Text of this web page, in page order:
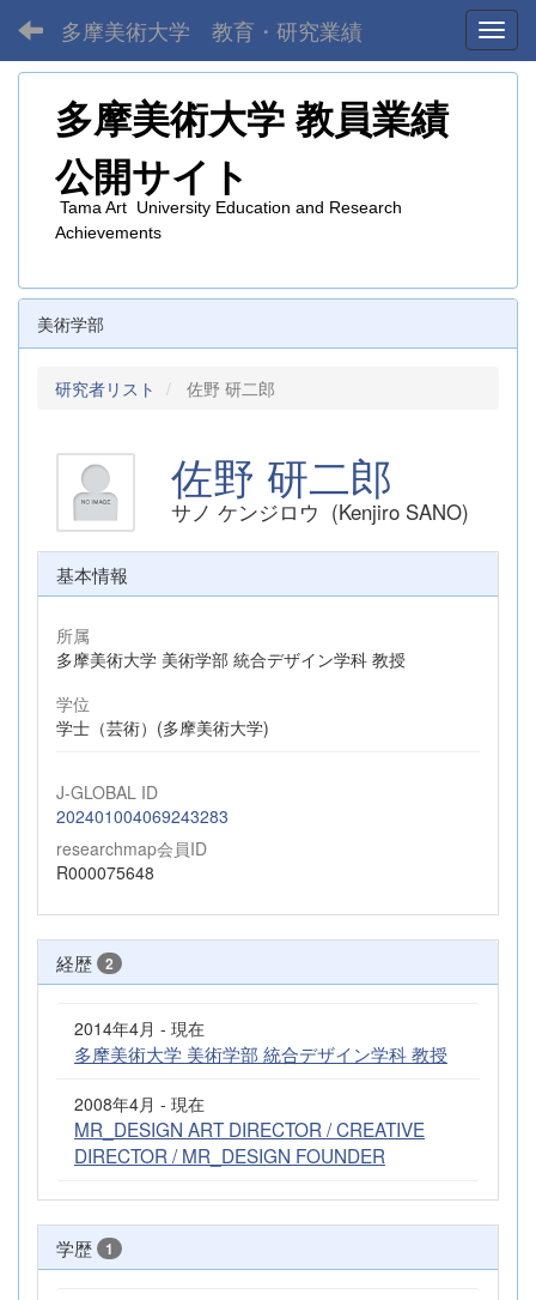
多摩美術大学 教育・研究業績
多摩美術大学 教員業績
公開サイト
Tama Art University Education and Research
Achievements
美術学部
研究者リスト 佐野 研二郎
佐野 研二郎
サノ ケンジロウ (Kenjiro SANO)
基本情報
所属
多摩美術大学 美術学部 統合デザイン学科 教授
学位
学士（芸術）(多摩美術大学)
J-GLOBAL ID
202401004069243283
researchmap会員ID
R000075648
経歴 2
2014年4月 - 現在
多摩美術大学 美術学部 統合デザイン学科 教授
2008年4月 - 現在
MR_DESIGN ART DIRECTOR / CREATIVE
DIRECTOR / MR_DESIGN FOUNDER
学歴 1